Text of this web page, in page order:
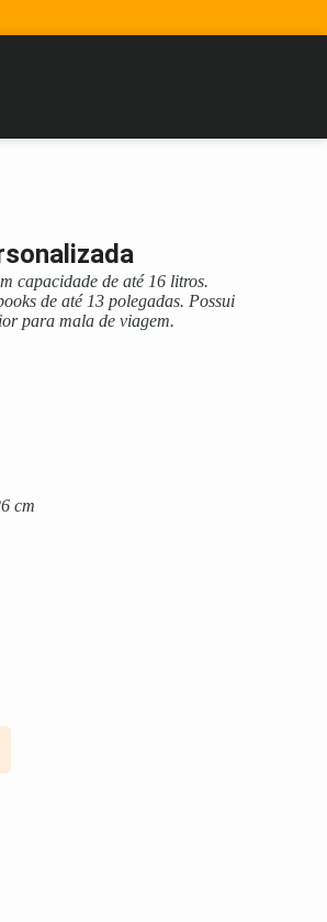
capacidade de até 16 litros.
de até 13 polegadas. Possui
para mala de viagem.
cm